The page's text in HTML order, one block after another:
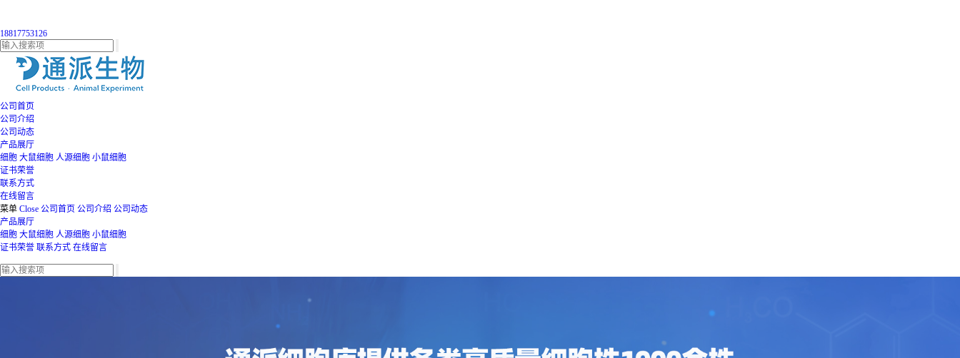
18817753126
公司首页
公司介绍
公司动态
产品展厅
细胞 大鼠细胞 人源细胞 小鼠细胞
证书荣誉
联系方式
在线留言
菜单 Close 公司首页 公司介绍 公司动态
产品展厅
细胞 大鼠细胞 人源细胞 小鼠细胞
证书荣誉 联系方式 在线留言